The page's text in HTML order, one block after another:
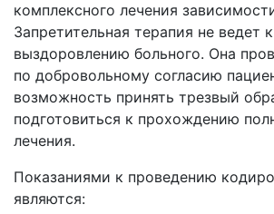
комплексного лечения
Запретительная терапия не ведет к
выздоровлению больного. Она
по добровольному согласию
возможность принять трезвый
подготовиться к прохождению
лечения.
Показаниями к проведению
являются: